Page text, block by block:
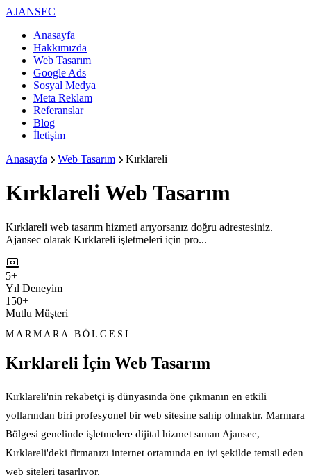
AJANSEC
Anasayfa
Hakkımızda
Web Tasarım
Google Ads
Sosyal Medya
Meta Reklam
Referanslar
Blog
İletişim
Anasayfa
Web Tasarım Kırklareli
KırklareliWeb Tasarım
Kırklareli web tasarım hizmeti arıyorsanız doğru adrestesiniz.
Ajansec olarak Kırklareli işletmeleri için pro...
5+
Yıl Deneyim
150+
Mutlu Müşteri
MARMARA BÖLGESI
Kırklareli İçin Web Tasarım
Kırklareli'nin rekabetçi iş dünyasında öne çıkmanın en etkili
yollarından biri profesyonel bir web sitesine sahip olmaktır. Marmara
Bölgesi genelinde işletmelere dijital hizmet sunan Ajansec,
Kırklareli'deki firmanızı internet ortamında en iyi şekilde temsil eden
web siteleri tasarlıyor.